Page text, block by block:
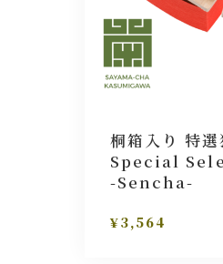
桐箱入り 特
Special
-Sencha-
¥3,564